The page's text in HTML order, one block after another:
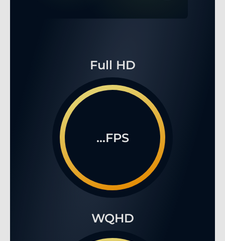
Full HD
...FPS
WQHD